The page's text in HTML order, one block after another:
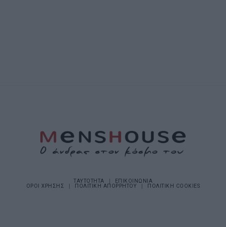
ΤΑΥΤΟΤΗΤΑ
ΕΠΙΚΟΙΝΩΝΙΑ
ΟΡΟΙ ΧΡΗΣΗΣ
ΠΟΛΙΤΙΚΗ ΑΠΟΡΡΗΤΟΥ ΠΟΛΙΤΙΚΗ COOKIES